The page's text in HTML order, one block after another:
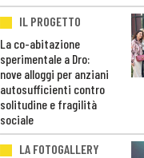
IL PROGETTO
La co-abitazione
sperimentale a Dro:
nove alloggi per anziani
autosufficienti contro
solitudine e fragilità
sociale
LA FOTOGALLERY